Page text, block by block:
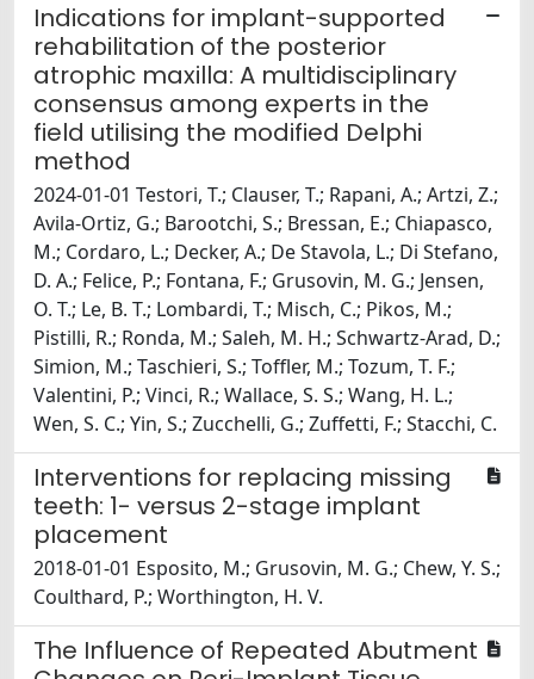
Indications for implant-supported
rehabilitation of the posterior
atrophic maxilla: A multidisciplinary
consensus among experts in the
field utilising the modified Delphi
method
2024-01-01 Testori, T.; Clauser, T.; Rapani, A.; Artzi, Z.;
Avila-Ortiz, G.; Barootchi, S.; Bressan, E.; Chiapasco,
M.; Cordaro, L.; Decker, A.; De Stavola, L.; Di Stefano,
D. A.; Felice, P.; Fontana, F.; Grusovin, M. G.; Jensen,
O. T.; Le, B. T.; Lombardi, T.; Misch, C.; Pikos, M.;
Pistilli, R.; Ronda, M.; Saleh, M. H.; Schwartz-Arad, D.;
Simion, M.; Taschieri, S.; Toffler, M.; Tozum, T. F.;
Valentini, P.; Vinci, R.; Wallace, S. S.; Wang, H. L.;
Wen, S. C.; Yin, S.; Zucchelli, G.; Zuffetti, F.; Stacchi, C.
Interventions for replacing missing
teeth: 1- versus 2-stage implant
placement
2018-01-01 Esposito, M.; Grusovin, M. G.; Chew, Y. S.;
Coulthard, P.; Worthington, H. V.
The Influence of Repeated Abutment